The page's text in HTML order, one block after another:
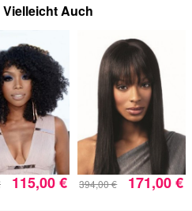
Vielleicht Auch
115,00 € 394,00 € 171,00 €